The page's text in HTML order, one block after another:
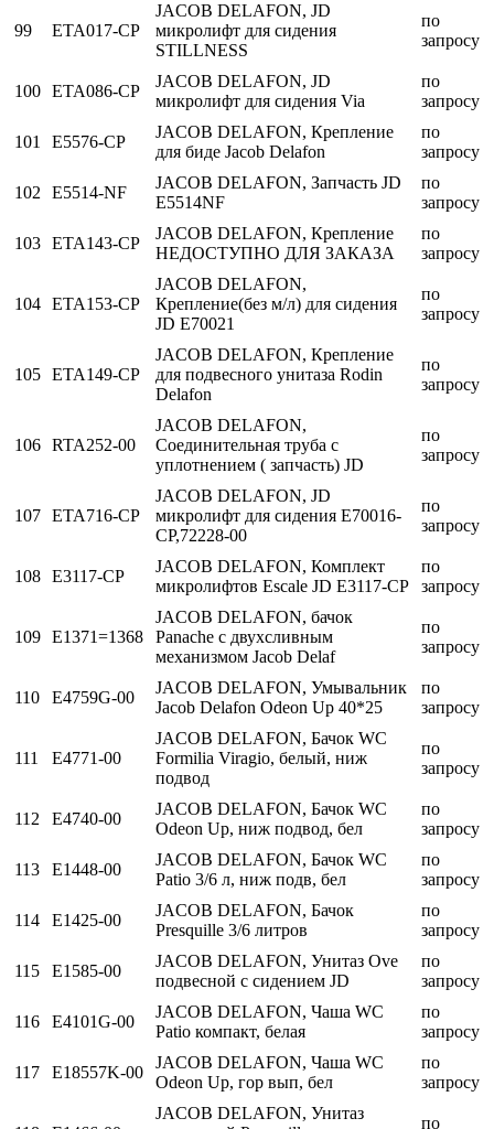
99 ETA017-CP
JACOB DELAFON, JD
микролифт для сидения
STILLNESS
по
запросу
100 ETA086-CP
JACOB DELAFON, JD
микролифт для сидения Via
по
запросу
101 E5576-CP
JACOB DELAFON, Крепление
для биде Jacob Delafon
по
запросу
102 E5514-NF
JACOB DELAFON, Запчасть JD
E5514NF
по
запросу
103 ETA143-CP
JACOB DELAFON, Крепление
НЕДОСТУПНО ДЛЯ ЗАКАЗА
по
запросу
104 ETA153-CP
JACOB DELAFON,
Крепление(без м/л) для сидения
JD E70021
по
запросу
105 ETA149-CP
JACOB DELAFON, Крепление
для подвесного унитаза Rodin
Delafon
по
запросу
106 RTA252-00
JACOB DELAFON,
Соединительная труба с
уплотнением ( запчасть) JD
по
запросу
107 ETA716-CP
JACOB DELAFON, JD
микролифт для сидения E70016-
CP,72228-00
по
запросу
108 E3117-CP
JACOB DELAFON, Комплект
микролифтов Escale JD E3117-CP
по
запросу
109 E1371=1368
JACOB DELAFON, бачок
Panache с двухсливным
механизмом Jacob Delaf
по
запросу
110 E4759G-00
JACOB DELAFON, Умывальник
Jacob Delafon Odeon Up 40*25
по
запросу
111 E4771-00
JACOB DELAFON, Бачок WC
Formilia Viragio, белый, ниж
подвод
по
запросу
112 E4740-00
JACOB DELAFON, Бачок WC
Odeon Up, ниж подвод, бел
по
запросу
113 E1448-00
JACOB DELAFON, Бачок WC
Patio 3/6 л, ниж подв, бел
по
запросу
114 E1425-00
JACOB DELAFON, Бачок
Presquille 3/6 литров
по
запросу
115 E1585-00
JACOB DELAFON, Унитаз Ove
подвесной с сидением JD
по
запросу
116 E4101G-00
JACOB DELAFON, Чаша WC
Patio компакт, белая
по
запросу
117 E18557K-00
JACOB DELAFON, Чаша WC
Odeon Up, гор вып, бел
по
запросу
JACOB DELAFON, Унитаз
по